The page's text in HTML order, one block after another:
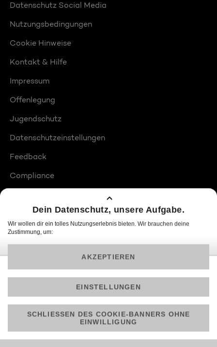
Datenschutz Social Media
Nutzungsbedingungen
Cookie Hinweise
Kontakt & Hilfe
Impressum
Offenlegung
Jugendschutz
Datenschutzeinstellungen
Feedback
Compliance
Produktplatzierungen
© 2026 ProSiebenSat.1 PULS 4 GmbH
Am besten läuft Joyn in der App!